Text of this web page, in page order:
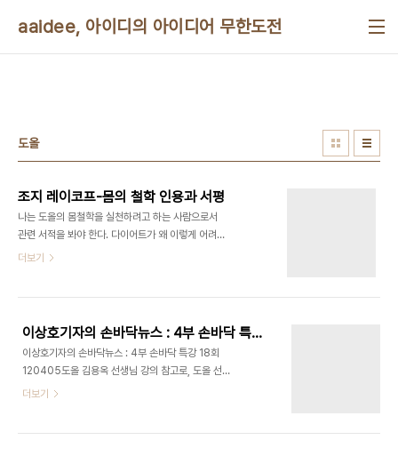
aaidee, 아이디의 아이디어 무한도전
도올
조지 레이코프-몸의 철학 인용과 서평
나는 도올의 몸철학을 실천하려고 하는 사람으로서
관련 서적을 봐야 한다. 다이어트가 왜 이렇게 어려울
까? ㅠㅠ 코끼리는 생각하지 마. 프레이밍으로 미국
Mind and its challenge to Western
Thought- P. 25마음은 본유적으로 신체화되어 있
다.사고는 대부분 무의식적이다. 추상적 개념들은 대
체로 은유적이다. 이 세 가지는 인지과학의 주요발견
이다. 이성의 이러한 측면들에 관한 2000년 이상의
철학은 결코 다시 옛날과 동일할 수 없을 것이다. 마
더보기
이상호기자의 손바닥뉴스 : 4부 손바닥 특강 1편. 18회 120405
이상호기자의 손바닥뉴스 : 4부 손바닥 특강 18회
120405도올 김용옥 선생님 강의 참고로, 도올 선
생님께서는 싸움꾼 멍쯔보다는 콩쯔가 더 아름답고
더보기